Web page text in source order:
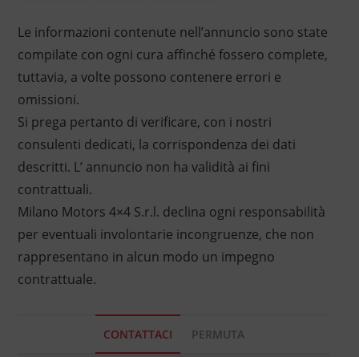
Le informazioni contenute nell’annuncio sono state
compilate con ogni cura affinché fossero complete,
tuttavia, a volte possono contenere errori e
omissioni.
Si prega pertanto di verificare, con i nostri
consulenti dedicati, la corrispondenza dei dati
descritti. L’ annuncio non ha validità ai fini
contrattuali.
Milano Motors 4×4 S.r.l. declina ogni responsabilità
per eventuali involontarie incongruenze, che non
rappresentano in alcun modo un impegno
contrattuale.
CONTATTACI PERMUTA